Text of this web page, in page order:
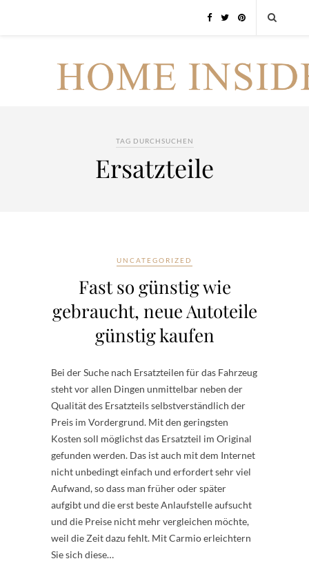
TAG DURCHSUCHEN
Ersatzteile
UNCATEGORIZED
Fast so günstig wie
gebraucht, neue Autoteile
günstig kaufen
Bei der Suche nach Ersatzteilen für das Fahrzeug
steht vor allen Dingen unmittelbar neben der
Qualität des Ersatzteils selbstverständlich der
Preis im Vordergrund. Mit den geringsten
Kosten soll möglichst das Ersatzteil im Original
gefunden werden. Das ist auch mit dem Internet
nicht unbedingt einfach und erfordert sehr viel
Aufwand, so dass man früher oder später
aufgibt und die erst beste Anlaufstelle aufsucht
und die Preise nicht mehr vergleichen möchte,
weil die Zeit dazu fehlt. Mit Carmio erleichtern
Sie sich diese…